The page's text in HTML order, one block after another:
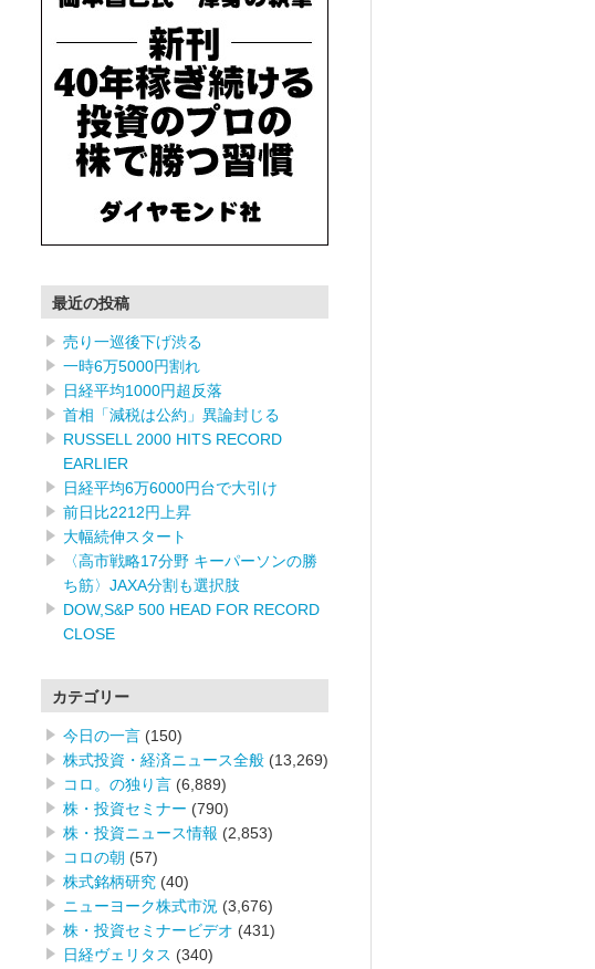
最近の投稿
売り一巡後下げ渋る
一時6万5000円割れ
日経平均1000円超反落
首相「減税は公約」異論封じる
RUSSELL 2000 HITS RECORD
EARLIER
日経平均6万6000円台で大引け
前日比2212円上昇
大幅続伸スタート
〈高市戦略17分野 キーパーソンの勝
ち筋〉JAXA分割も選択肢
DOW,S&P 500 HEAD FOR RECORD
CLOSE
カテゴリー
今日の一言 (150)
株式投資・経済ニュース全般 (13,269)
コロ。の独り言 (6,889)
株・投資セミナー (790)
株・投資ニュース情報 (2,853)
コロの朝 (57)
株式銘柄研究 (40)
ニューヨーク株式市況 (3,676)
株・投資セミナービデオ (431)
日経ヴェリタス (340)